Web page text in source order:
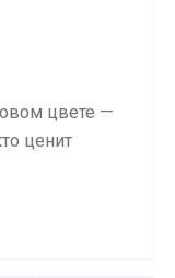
цвете —
ценит